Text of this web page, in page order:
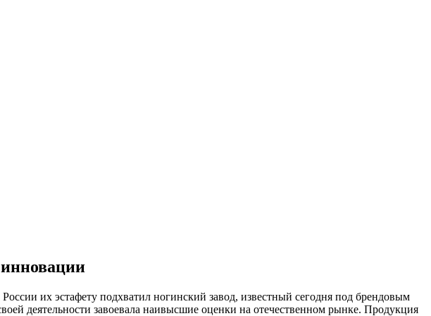
их эстафету подхватил ногинский завод, известный сегодня под брендовым
деятельности завоевала наивысшие оценки на отечественном рынке. Продукция